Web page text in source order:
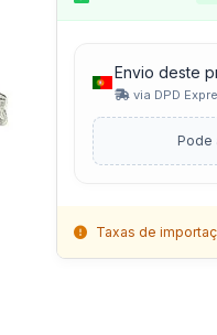
Envio deste
via DPD
Pode
Taxas de